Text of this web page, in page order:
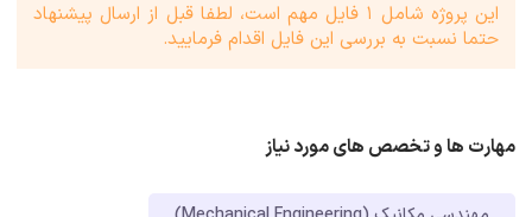
این پروژه شامل 1 فایل مهم است، لطفا قبل از ارسال پیشنهاد
حتما نسبت به بررسی این فایل اقدام فرمایید.
مهارت ها و تخصص های مورد نیاز